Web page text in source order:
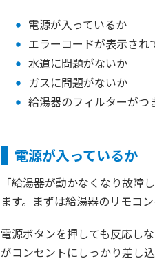
電源が入っているか
エラーコードが表示され
水道に問題がないか
ガスに問題がないか
給湯器のフィルターがつ
電源が入っているか
「給湯器が動かなくなり故障
ます。まずは給湯器のリモコ
電源ボタンを押しても反応し
がコンセントにしっかり差し